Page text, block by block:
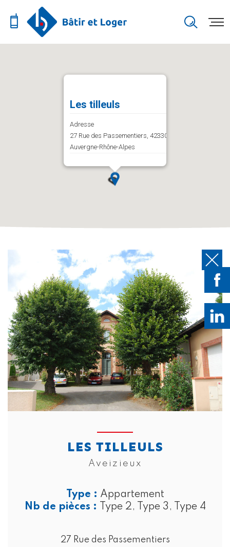
Les tilleuls
Adresse
27 Rue des Passementiers, 42330 Aveizieux,
Auvergne-Rhône-Alpes
LES TILLEULS
Aveizieux
Type : Appartement
Nb de pièces :
Type 2, Type 3, Type 4
27 Rue des Passementiers